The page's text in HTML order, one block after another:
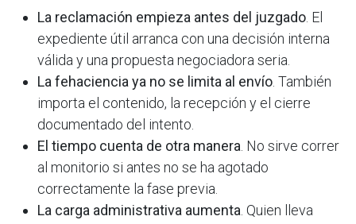
La reclamación empieza antes del juzgado. El
expediente útil arranca con una decisión interna
válida y una propuesta negociadora seria.
La fehaciencia ya no se limita al envío. También
importa el contenido, la recepción y el cierre
documentado del intento.
El tiempo cuenta de otra manera. No sirve correr
al monitorio si antes no se ha agotado
correctamente la fase previa.
La carga administrativa aumenta. Quien lleva